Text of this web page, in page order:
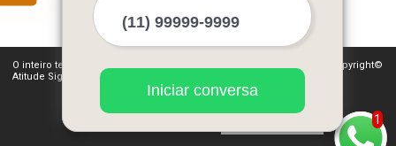
O inteiro teor deste site está sujeito à proteção de direitos autorais. Copyright©
Atitude Signs (Lei 9610 de 19/02/1998)
1
Iniciar conversa